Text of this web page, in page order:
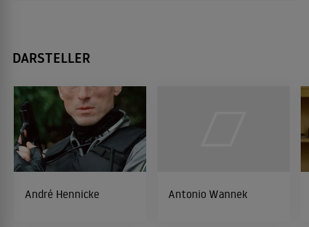
DARSTELLER
André Hennicke Antonio Wannek